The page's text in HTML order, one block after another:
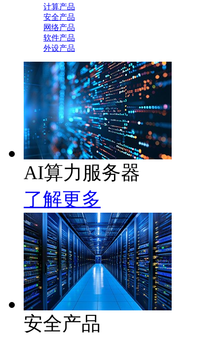
计算产品
安全产品
网络产品
软件产品
外设产品
AI算力服务器
了解更多
安全产品